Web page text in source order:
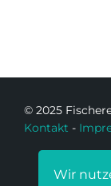
© 2025
Kontakt -
Wir